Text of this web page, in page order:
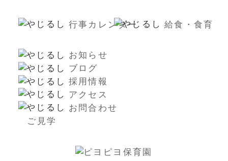
行事カレンダー 給食・食育
お知らせ
ブログ
採用情報
アクセス
お問合わせ
ご見学